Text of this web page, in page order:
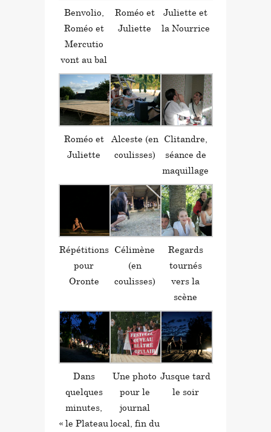
Benvolio,
Roméo et
Mercutio
vont au bal
Roméo et
Juliette
Juliette et
la Nourrice
Roméo et
Juliette
Alceste (en
coulisses)
Clitandre,
séance de
maquillage
Répétitions
pour
Oronte
Célimène
(en
coulisses)
Regards
tournés
vers la
scène
Dans
quelques
minutes,
« le Plateau
Une photo
pour le
journal
local, fin du
Jusque tard
le soir